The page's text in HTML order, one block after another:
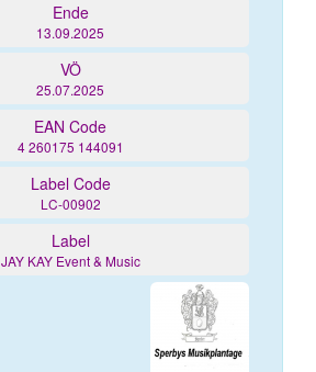
Ende
13.09.2025
VÖ
25.07.2025
EAN Code
4 260175 144091
Label Code
LC-00902
Label
JAY KAY Event & Music